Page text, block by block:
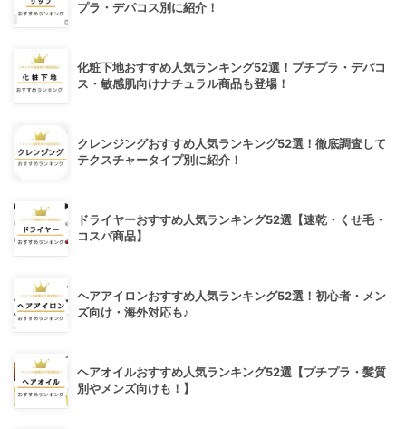
プラ・デパコス別に紹介！
化粧下地おすすめ人気ランキング52選！プチプラ・デパコ
ス・敏感肌向けナチュラル商品も登場！
クレンジングおすすめ人気ランキング52選！徹底調査して
テクスチャータイプ別に紹介！
ドライヤーおすすめ人気ランキング52選【速乾・くせ毛・
コスパ商品】
ヘアアイロンおすすめ人気ランキング52選！初心者・メン
ズ向け・海外対応も♪
ヘアオイルおすすめ人気ランキング52選【プチプラ・髪質
別やメンズ向けも！】